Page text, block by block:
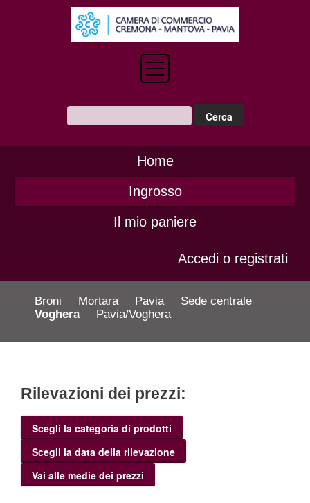
Home
Ingrosso
Il mio paniere
Accedi o registrati
Broni Mortara Pavia
Sede centrale
Voghera
Pavia/Voghera
Rilevazioni dei prezzi:
Scegli la categoria di prodotti
Scegli la data della rilevazione
Vai alle medie dei prezzi